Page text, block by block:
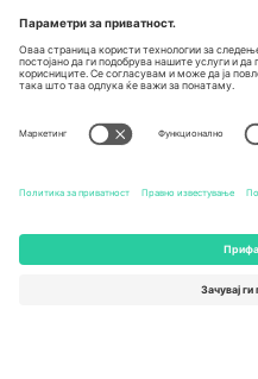
Unter den Linden 24, 10117
Berlin, Germany
Newark, Delaware 19713, United
States